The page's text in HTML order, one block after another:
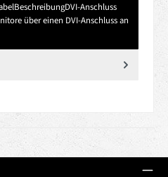
Anschluss
über einen DVI-Anschluss an